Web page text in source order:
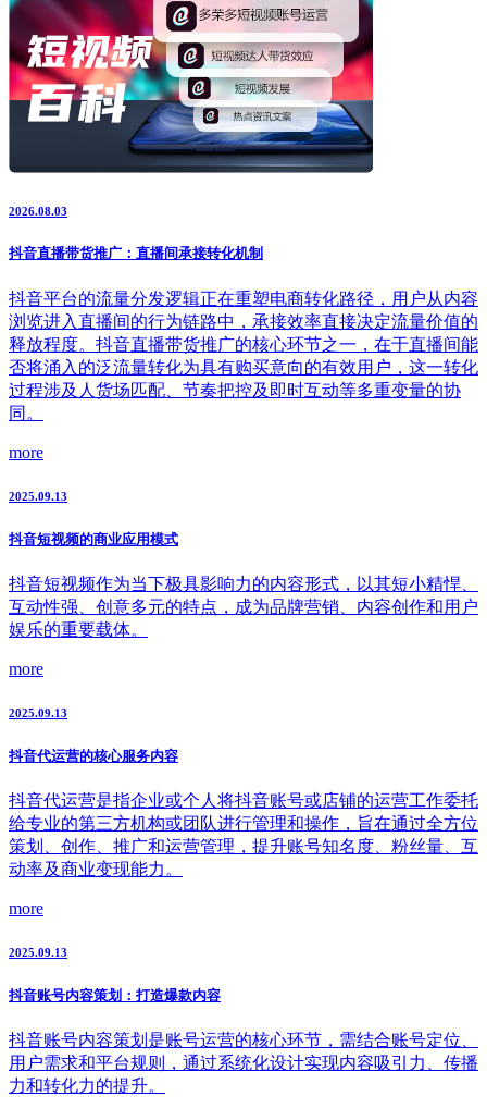
2026.08.03
抖音直播带货推广：直播间承接转化机制
抖音平台的流量分发逻辑正在重塑电商转化路径，用户从内容
浏览进入直播间的行为链路中，承接效率直接决定流量价值的
释放程度。抖音直播带货推广的核心环节之一，在于直播间能
否将涌入的泛流量转化为具有购买意向的有效用户，这一转化
过程涉及人货场匹配、节奏把控及即时互动等多重变量的协
同。
more
2025.09.13
抖音短视频的商业应用模式
抖音短视频作为当下极具影响力的内容形式，以其短小精悍、
互动性强、创意多元的特点，成为品牌营销、内容创作和用户
娱乐的重要载体。
more
2025.09.13
抖音代运营的核心服务内容
抖音代运营是指企业或个人将抖音账号或店铺的运营工作委托
给专业的第三方机构或团队进行管理和操作，旨在通过全方位
策划、创作、推广和运营管理，提升账号知名度、粉丝量、互
动率及商业变现能力。
more
2025.09.13
抖音账号内容策划：打造爆款内容
抖音账号内容策划是账号运营的核心环节，需结合账号定位、
用户需求和平台规则，通过系统化设计实现内容吸引力、传播
力和转化力的提升。